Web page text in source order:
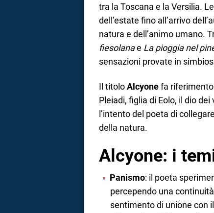
tra la Toscana e la Versilia.
dell’estate fino all’arrivo
natura e dell’animo umano.
fiesolanae La pioggia nel
sensazioni provate in
Il titoloAlcyonefa
Pleiadi, figlia di Eolo, il dio
l’intento del poeta di
della natura.
Alcyone: i
Panismo: il poeta
percependo una
sentimento di unione con